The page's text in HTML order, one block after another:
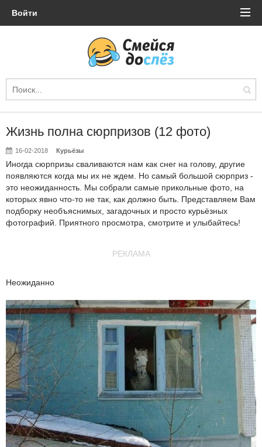
Войти
Жизнь полна сюрпризов (12 фото)
16-02-2018 Курьёзы
Иногда сюрпризы сваливаются нам как снег на голову, другие
появляются когда мы их не ждем. Но самый большой сюрприз -
это неожиданность. Мы собрали самые прикольные фото, на
которых явно что-то не так, как должно быть. Представляем Вам
подборку необъяснимых, загадочных и просто курьёзных
фотографий. Приятного просмотра, смотрите и улыбайтесь!
РЕКЛАМА
Неожиданно